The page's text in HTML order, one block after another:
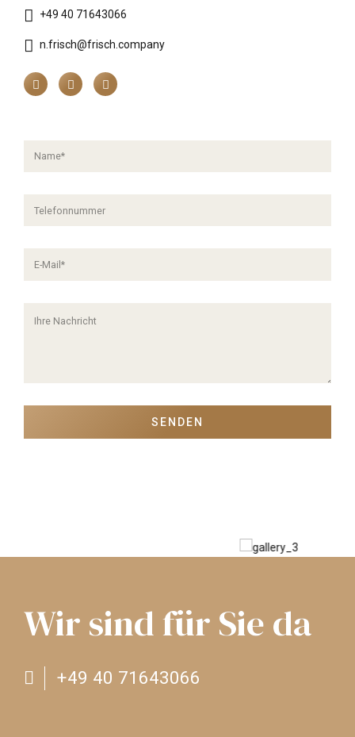
+49 40 71643066
n.frisch@frisch.company
Wir sind für Sie da
+49 40 71643066